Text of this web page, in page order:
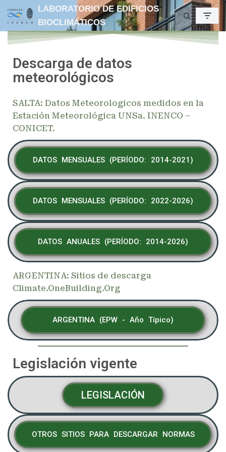
al
LABORATORIO DE EDIFICIOS
BIOCLIMÁTICOS
Descarga de datos
meteorológicos
SALTA: Datos Meteorologicos medidos en la
Estación Meteorológica UNSa. INENCO –
CONICET.
DATOS MENSUALES (PERÍODO: 2014-2021)
DATOS MENSUALES (PERÍODO: 2022-2026)
DATOS ANUALES (PERÍODO: 2014-2026)
ARGENTINA: Sitios de descarga
Climate.OneBuilding.Org
ARGENTINA (EPW - Año Típico)
Legislación vigente
LEGISLACIÓN
OTROS SITIOS PARA DESCARGAR NORMAS